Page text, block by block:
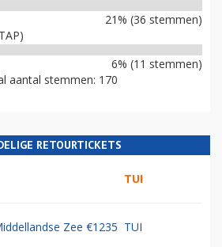
21% (36 stemmen)
6% (11 stemmen)
aantal stemmen: 170
RETOURTICKETS
TUI
Zee €1235 TUI